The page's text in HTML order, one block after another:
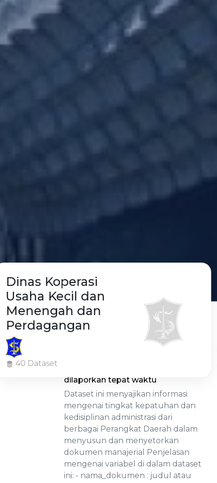
Dinas Koperasi
Usaha Kecil dan
Menengah dan
Perdagangan
40 Dataset
dilaporkan tepat waktu
Dataset ini menyajikan informasi
mengenai tingkat kepatuhan dan
kedisiplinan administrasi dari
berbagai Perangkat Daerah dalam
menyusun dan menyetorkan
dokumen manajerial Penjelasan
mengenai variabel di dalam dataset
ini: - nama_dokumen : judul atau